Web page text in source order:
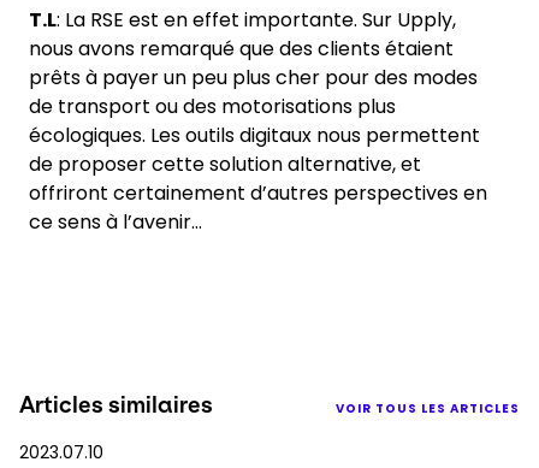
T.L: La RSE est en effet importante. Sur Upply,
nous avons remarqué que des clients étaient
prêts à payer un peu plus cher pour des modes
de transport ou des motorisations plus
écologiques. Les outils digitaux nous permettent
de proposer cette solution alternative, et
offriront certainement d’autres perspectives en
ce sens à l’avenir…
Articles similaires VOIR TOUS LES ARTICLES
2023.07.10